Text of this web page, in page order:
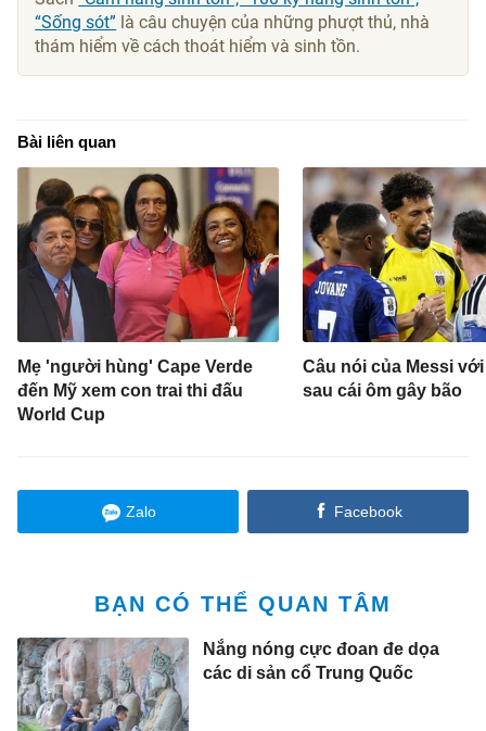
“Sống sót” là câu chuyện của những phượt thủ, nhà
thám hiểm về cách thoát hiểm và sinh tồn.
Bài liên quan
Mẹ 'người hùng' Cape Verde
đến Mỹ xem con trai thi đấu
World Cup
Câu nói của Messi
sau cái ôm gây bão
Zalo Facebook
BẠN CÓ THỂ QUAN TÂM
Nắng nóng cực đoan đe dọa
các di sản cổ Trung Quốc